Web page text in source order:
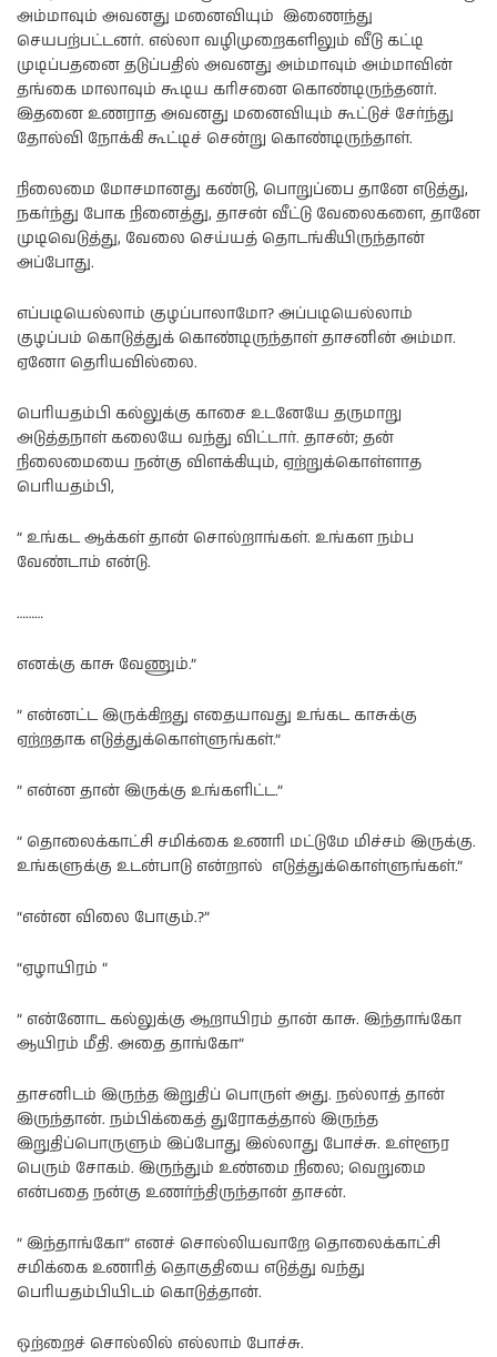
அம்மாவும் அவனது மனைவியும் இணைந்து
செயபற்பட்டனர். எல்லா வழிமுறைகளிலும் வீடு கட்டி
முடிப்பதனை தடுப்பதில் அவனது அம்மாவும் அம்மாவின்
தங்கை மாலாவும் கூடிய கரிசனை கொண்டிருந்தனர்.
இதனை உணராத அவனது மனைவியும் கூட்டுச் சேர்ந்து
தோல்வி நோக்கி கூட்டிச் சென்று கொண்டிருந்தாள்.
நிலைமை மோசமானது கண்டு, பொறுப்பை தானே எடுத்து,
நகர்ந்து போக நினைத்து, தாசன் வீட்டு வேலைகளை, தானே
முடிவெடுத்து, வேலை செய்யத் தொடங்கியிருந்தான்
அப்போது.
எப்படியெல்லாம் குழப்பாலாமோ? அப்படியெல்லாம்
குழப்பம் கொடுத்துக் கொண்டிருந்தாள் தாசனின் அம்மா.
ஏனோ தெரியவில்லை.
பெரியதம்பி கல்லுக்கு காசை உடனேயே தருமாறு
அடுத்தநாள் கலையே வந்து விட்டார். தாசன்; தன்
நிலைமையை நன்கு விளக்கியும், ஏற்றுக்கொள்ளாத
பெரியதம்பி,
” உங்கட ஆக்கள் தான் சொல்றாங்கள். உங்கள நம்ப
வேண்டாம் என்டு.
………
எனக்கு காசு வேணும்.”
” என்னட்ட இருக்கிறது எதையாவது உங்கட காசுக்கு
ஏற்றதாக எடுத்துக்கொள்ளுங்கள்.”
” என்ன தான் இருக்கு உங்களிட்ட.”
” தொலைக்காட்சி சமிக்கை உணரி மட்டுமே மிச்சம் இருக்கு.
உங்களுக்கு உடன்பாடு என்றால் எடுத்துக்கொள்ளுங்கள்.”
“என்ன விலை போகும்.?”
“ஏழாயிரம் ”
” என்னோட கல்லுக்கு ஆறாயிரம் தான் காசு. இந்தாங்கோ
ஆயிரம் மீதி. அதை தாங்கோ”
தாசனிடம் இருந்த இறுதிப் பொருள் அது. நல்லாத் தான்
இருந்தான். நம்பிக்கைத் துரோகத்தால் இருந்த
இறுதிப்பொருளும் இப்போது இல்லாது போச்சு. உள்ளூர
பெரும் சோகம். இருந்தும் உண்மை நிலை; வெறுமை
என்பதை நன்கு உணர்ந்திருந்தான் தாசன்.
” இந்தாங்கோ” எனச் சொல்லியவாறே தொலைக்காட்சி
சமிக்கை உணரித் தொகுதியை எடுத்து வந்து
பெரியதம்பியிடம் கொடுத்தான்.
ஒற்றைச் சொல்லில் எல்லாம் போச்சு.